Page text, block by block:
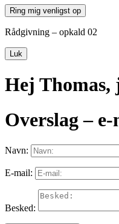
Ring mig venligst op
Rådgivning – opkald 02
Luk
Hej Thomas,
Overslag –
Navn:
E-mail:
Besked: